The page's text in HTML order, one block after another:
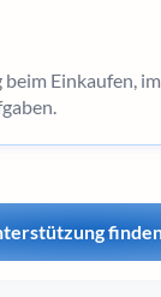
Einkaufen,